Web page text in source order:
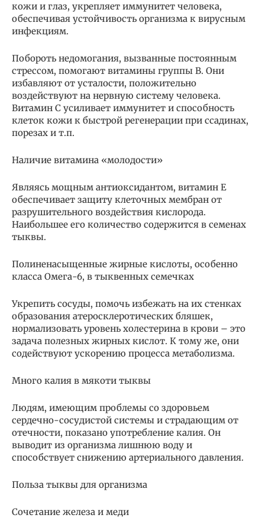
кожи и глаз, укрепляет иммунитет человека,
обеспечивая устойчивость организма к вирусным
инфекциям.
Побороть недомогания, вызванные постоянным
стрессом, помогают витамины группы В. Они
избавляют от усталости, положительно
воздействуют на нервную систему человека.
Витамин С усиливает иммунитет и способность
клеток кожи к быстрой регенерации при ссадинах,
порезах и т.п.
Наличие витамина «молодости»
Являясь мощным антиоксидантом, витамин E
обеспечивает защиту клеточных мембран от
разрушительного воздействия кислорода.
Наибольшее его количество содержится в семенах
тыквы.
Полиненасыщенные жирные кислоты, особенно
класса Омега-6, в тыквенных семечках
Укрепить сосуды, помочь избежать на их стенках
образования атеросклеротических бляшек,
нормализовать уровень холестерина в крови – это
задача полезных жирных кислот. К тому же, они
содействуют ускорению процесса метаболизма.
Много калия в мякоти тыквы
Людям, имеющим проблемы со здоровьем
сердечно-сосудистой системы и страдающим от
отечности, показано употребление калия. Он
выводит из организма лишнюю воду и
способствует снижению артериального давления.
Польза тыквы для организма
Сочетание железа и меди